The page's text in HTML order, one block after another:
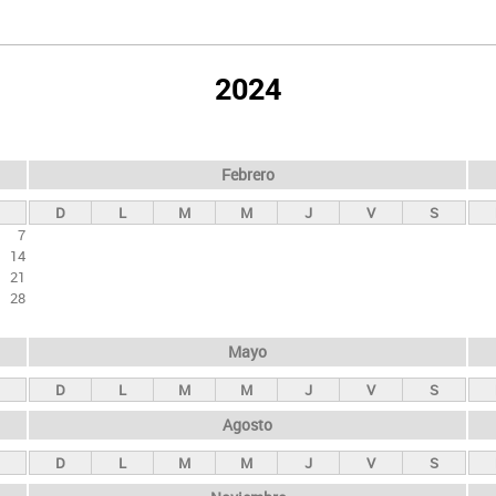
2024
7
14
21
28
Febrero
D L M M J V S
Mayo
D L M M J V S
Agosto
D L M M J V S